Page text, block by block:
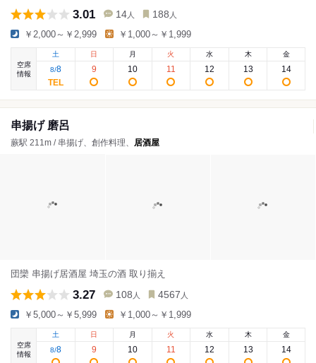
3.01 14 人 188 人
￥2,000～￥2,999 ￥1,000～￥1,999
空席
情報
土
8/8
日
9
月
10
火
11
水
12
木
13
金
14
串揚げ 磨呂
蕨駅 211m / 串揚げ、創作料理、 居酒屋
団欒 串揚げ居酒屋 埼玉の酒 取り揃え
3.27 108 人 4567 人
￥5,000～￥5,999 ￥1,000～￥1,999
空席
情報
土
8/8
日
9
月
10
火
11
水
12
木
13
金
14